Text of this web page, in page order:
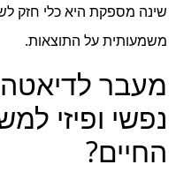
שינה מספקת היא כלי חזק
משמעותית על התוצאות.
מעבר לדיאטה:
נפשי ופיזי
החיים?